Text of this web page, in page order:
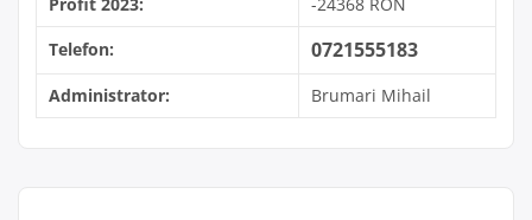
Telefon:
0721555183
Administrator: Brumari Mihail